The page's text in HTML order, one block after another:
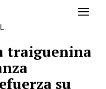
traiguenina
su